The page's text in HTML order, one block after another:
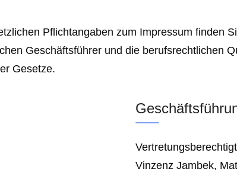
Pflichtangaben zum Impressum finden
Geschäftsführer und die berufsrechtlichen
Gesetze.
Vinzenz Jambek,